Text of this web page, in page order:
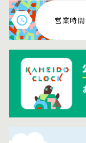
営業時間